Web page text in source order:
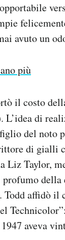
avuto un
più
il costo
di
del noto
di gialli
Liz Taylor,
profumo
Todd affidò
aveva